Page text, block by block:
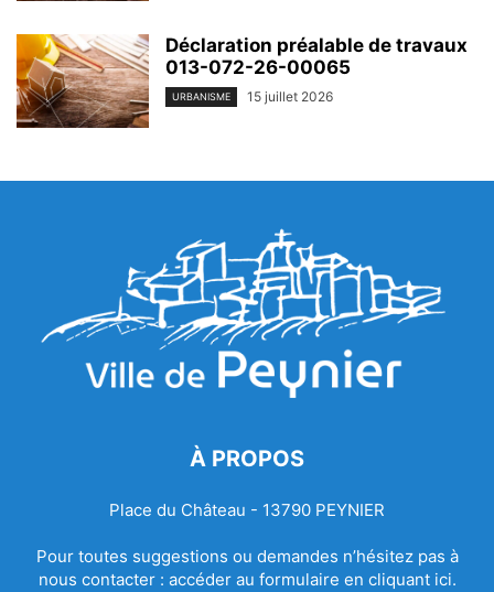
Déclaration préalable de travaux
013-072-26-00065
URBANISME 15 juillet 2026
À PROPOS
Place du Château - 13790 PEYNIER
Pour toutes suggestions ou demandes n’hésitez pas à
nous contacter : accéder au formulaire en cliquant ici.